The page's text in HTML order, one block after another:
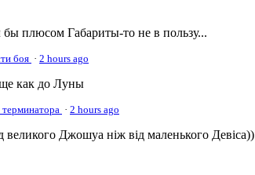
плюсом Габариты-то не в пользу...
боя · 2 hours ago
как до Луны
· 2 hours ago
великого Джошуа ніж від маленького Девіса))